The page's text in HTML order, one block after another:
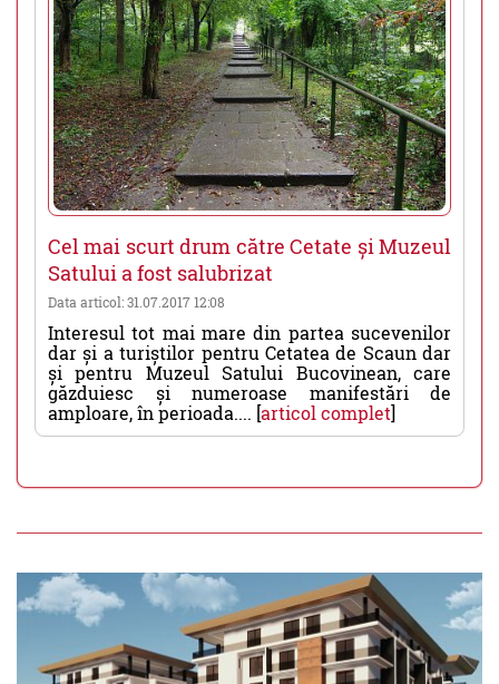
Cel mai scurt drum către Cetate și Muzeul
Satului a fost salubrizat
Data articol: 31.07.2017 12:08
Interesul tot mai mare din partea sucevenilor
dar și a turiștilor pentru Cetatea de Scaun dar
și pentru Muzeul Satului Bucovinean, care
găzduiesc și numeroase manifestări de
amploare, în perioada.... [articol complet]